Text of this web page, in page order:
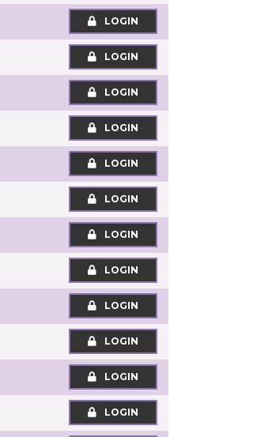
LOGIN
LOGIN
LOGIN
LOGIN
LOGIN
LOGIN
LOGIN
LOGIN
LOGIN
LOGIN
LOGIN
LOGIN